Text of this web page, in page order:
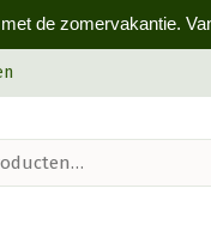
de zomervakantie.